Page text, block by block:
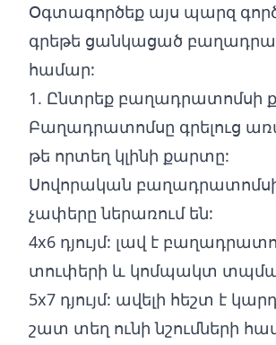
Օգտագործեք այս պարզ
գրեթե ցանկացած
համար:
1. Ընտրեք բաղադրատոմսի
Բաղադրատոմսը գրելուց
թե որտեղ կլինի քարտը:
Սովորական
չափերը ներառում են:
4x6 դյույմ: լավ է
տուփերի և կոմպակտ
5x7 դյույմ: ավելի հեշտ է
շատ տեղ ունի նշումների